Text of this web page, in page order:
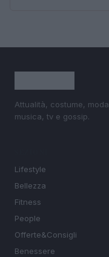
Attualità, costume,
musica, tv e gossip.
Lifestyle
Bellezza
Fitness
People
Offerte&Consigli
Benessere